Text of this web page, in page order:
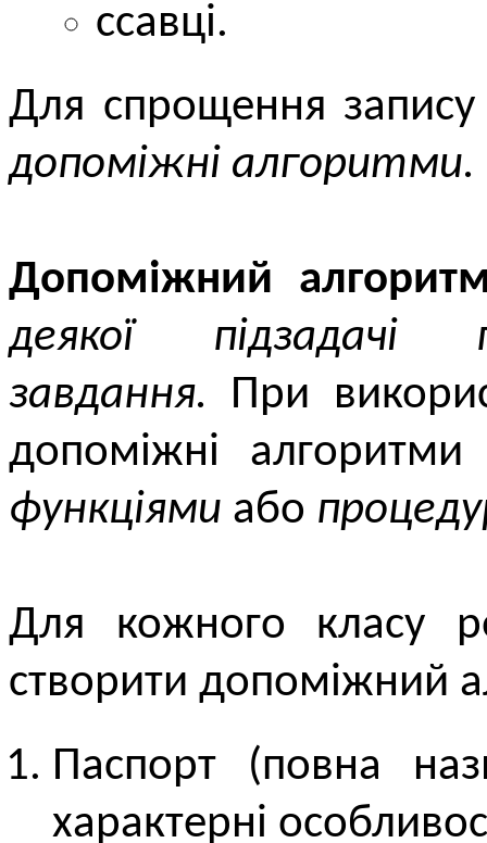
ссавці.
Для спрощення запису
допоміжні алгоритми.
Допоміжний
деякої підзадачі
завдання. При
допоміжні
функціями або
Для кожного класу
створити допоміжний
Паспорт (повна
характерні